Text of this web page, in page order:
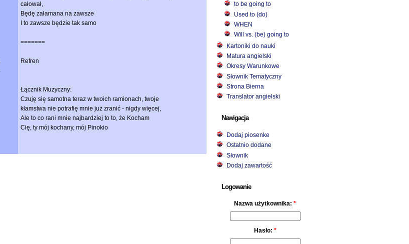
całował,
Będę załamana na zawsze
I to zawsze będzie tak samo
=======
Refren
Łącznik Muzyczny:
Czuję się samotna teraz w twoich ramionach, twoje
kłamstwa nie potrafię mnie już zranić - nigdy więcej,
Ale to co rani mnie najbardziej to to, że Kocham
Cię, ty mój kochany, mój Pinokio
to be going to
Used to (do)
WHEN
Will vs. (be) going to
Kartoniki do nauki
Matura angielski
Okresy Warunkowe
Słownik Tematyczny
Strona Bierna
Translator angielski
Nawigacja
Dodaj piosenke
Ostatnio dodane
Słownik
Dodaj zawartość
Logowanie
Nazwa użytkownika: *
Hasło: *